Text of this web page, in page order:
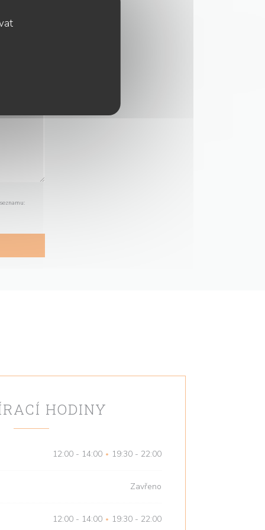
HODINY
12:00 - 14:00 • 19:30 - 22:00
Zavřeno
12:00 - 14:00 • 19:30 - 22:00